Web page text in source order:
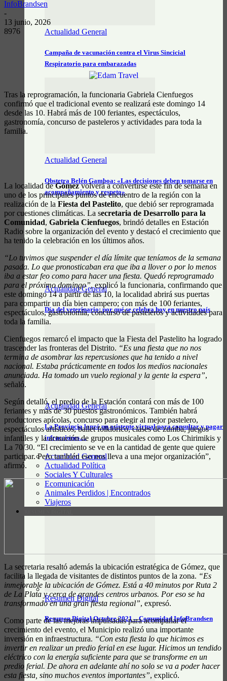
Actualidad General
Campaña de vacunación contra el Virus Sincicial
Respiratorio para embarazadas
Actualidad General
Obstetra Belén Gamboa: «Las decisiones deben tomarse en
acompañamiento y respeto»
Actualidad General
Día del veterinario: por qué se celebra hoy en nuestro país
Actualidad General
La Provincia lanzó un asistente virtual para consultar y pagar
infracciones…
Actualidad General
Actualidad Política
Sociales Y Culturales
Ecomunicación
Animales Perdidos | Encontrados
Viajeros
Resumen Digital
Resumen Digital Octubre 2021 – Comunidad InfoBrandsen
InfoBrandsen
-
13 junio, 2026
8976
Tras la reprogramación, la funcionaria Gabriela Cienfuegos
confirmó que el tradicional evento se realizará este domingo 14
desde las 10. Habrá más de 100 feriantes, espectáculos,
gastronomía, concurso de pasteleros y actividades para toda la
familia.
La localidad deGómezvolverá a convertirse este fin de semana en
uno de los principales puntos de encuentro de la región con la
realización de la Fiesta del Pastelito, que debió ser reprogramada
por cuestiones climáticas. La secretaria de Desarrollo para la
Comunidad, Gabriela Cienfuegos, brindó detalles en Estación
Radio sobre la organización del evento y destacó el crecimiento que
ha tenido la celebración en los últimos años.
“Lo tuvimos que suspender el día límite que teníamos de la semana
pasada. Lo que pronosticaban era que iba a llover o por lo menos
iba a estar feo como para hacer una fiesta. Quedó reprogramado
para el próximo domingo”, explicó la funcionaria, confirmando que
este domingo 14 a partir de las 10, la localidad abrirá sus puertas
para compartir un día bien campero; con más de 100 feriantes,
espectáculos, gastronomía, concurso de pasteleros y actividades para
toda la familia.
Cienfuegos remarcó el impacto que la Fiesta del Pastelito ha logrado
trascender las fronteras del Distrito. “Es una fiesta que no nos
termina de asombrar las repercusiones que ha tenido a nivel
nacional. Estaba prácticamente en todos los medios nacionales
anunciada. Ha tomado un vuelo regional y la gente la espera”,
señaló.
Según detalló, el predio de la Estación contará con más de 100
feriantes y más de 30 puestos gastronómicos. También habrá
productores apícolas, concurso para elegir al mejor pastelero,
espectáculos artísticos, ballet folklórico, clases de zumba, juegos
infantiles y la actuación de grupos musicales como Los Chirimikis y
La 70/30. “El crecimiento se ve en la cantidad de gente que quiere
participar. Pero también eso nos lleva a una mejor organización”,
afirmó.
La secretaria resaltó además la ubicación estratégica de Gómez, que
facilita la llegada de visitantes de distintos puntos de la zona. “Es
inmejorable la ubicación de Gómez. Está a 40 minutos por Ruta 2
de La Plata y cerca de grandes centros urbanos. Por eso se ha
transformado en una gran fiesta regional”, expresó.
Como parte de las mejoras impulsadas para acompañar el
crecimiento del evento, el Municipio realizó una importante
inversión en infraestructura. “Con esta fiesta lo que hicimos es
invertir en realizar un predio ferial en ese lugar. Hicimos un tendido
eléctrico con la energía suficiente para que se transforme en un
predio ferial. De ahora en adelante ahí no solo se va a poder hacer
esta fiesta, sino muchos eventos importantes”, explicó.